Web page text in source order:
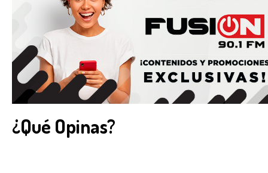
¿Qué Opinas?